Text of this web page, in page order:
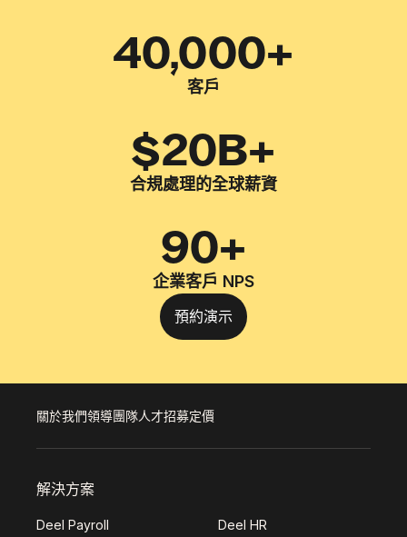
40,000+
客戶
$20B+
合規處理的全球薪資
90+
企業客戶 NPS
預約演示
關於我們領導團隊人才招募定價
解決方案
Deel Payroll Deel HR